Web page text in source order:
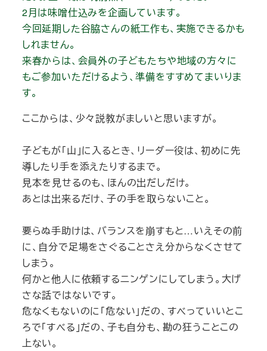
2月は味噌仕込みを企画しています。
今回延期した谷脇さんの紙工作も、実施できるかも
しれません。
来春からは、会員外の子どもたちや地域の方々に
もご参加いただけるよう、準備をすすめてまいりま
す。
ここからは、少々説教がましいと思いますが。
子どもが「山」に入るとき、リーダー役は、初めに先
導したり手を添えたりするまで。
見本を見せるのも、ほんの出だしだけ。
あとは出来るだけ、子の手を取らないこと。
要らぬ手助けは、バランスを崩すもと…いえその前
に、自分で足場をさぐることさえ分からなくさせて
しまう。
何かと他人に依頼するニンゲンにしてしまう。大げ
さな話ではないです。
危なくもないのに「危ない」だの、すべっていいとこ
ろで「すべる」だの、子も自分も、勘の狂うことこの
上ない。